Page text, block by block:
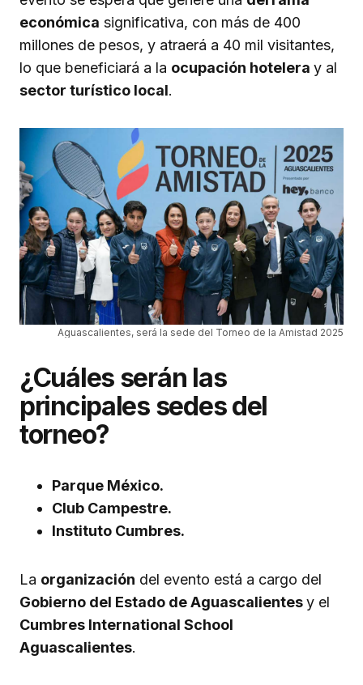
económica significativa, con más de 400
millones de pesos, y atraerá a 40 mil visitantes,
lo que beneficiará a la ocupación hotelera y al
sector turístico local.
Aguascalientes, será la sede del Torneo de la Amistad 2025
¿Cuáles serán las
principales sedes del
torneo?
Parque México.
Club Campestre.
Instituto Cumbres.
La organización del evento está a cargo del
Gobierno del Estado de Aguascalientesy el
Cumbres International School
Aguascalientes.